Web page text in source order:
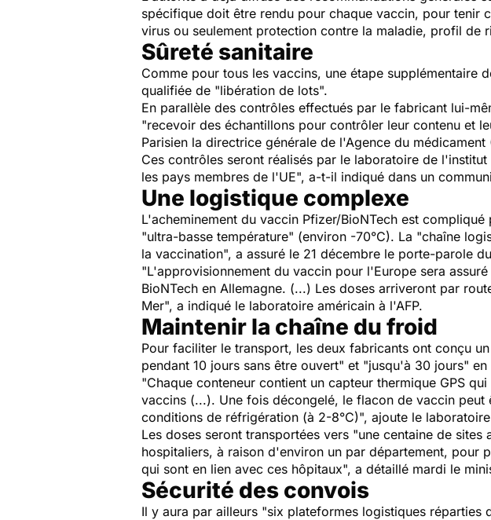
spécifique doit être rendu pour chaque vaccin, pour tenir
virus ou seulement protection contre la maladie, profil de
Sûreté sanitaire
Comme pour tous les vaccins, une étape supplémentaire
qualifiée de "libération de lots".
En parallèle des contrôles effectués par le fabricant lui-
"recevoir des échantillons pour contrôler leur contenu et
Parisien la directrice générale de l'Agence du
Ces contrôles seront réalisés par le laboratoire de
les pays membres de l'UE", a-t-il indiqué dans un
Une logistique complexe
L'acheminement du vaccin Pfizer/BioNTech est
"ultra-basse température" (environ -70°C). La "chaîne
la vaccination", a assuré le 21 décembre le porte-parole
"L'approvisionnement du vaccin pour l'Europe sera
BioNTech en Allemagne. (...) Les doses arriveront par
Mer", a indiqué le laboratoire américain à l'AFP.
Maintenir la chaîne du froid
Pour faciliter le transport, les deux fabricants ont conçu
pendant 10 jours sans être ouvert" et "jusqu'à 30 jours"
"Chaque conteneur contient un capteur thermique GPS
vaccins (...). Une fois décongelé, le flacon de vaccin
conditions de réfrigération (à 2-8°C)", ajoute le
Les doses seront transportées vers "une centaine de
hospitaliers, à raison d'environ un par département, pour
qui sont en lien avec ces hôpitaux", a détaillé mardi le
Sécurité des convois
Il y aura par ailleurs "six plateformes logistiques